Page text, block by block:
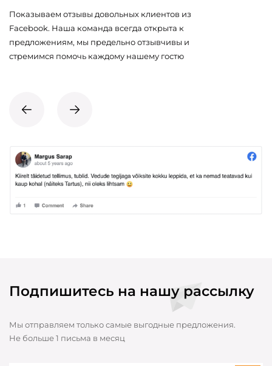
Показываем отзывы довольных клиентов из
Facebook. Наша команда всегда открыта к
предложениям, мы предельно отзывчивы и
стремимся помочь каждому нашему гостю
Подпишитесь на нашу рассылку
Мы отправляем только самые выгодные предложения.
Не больше 1 письма в месяц